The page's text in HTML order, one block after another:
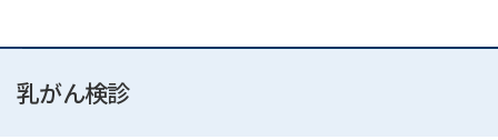
乳がん検診